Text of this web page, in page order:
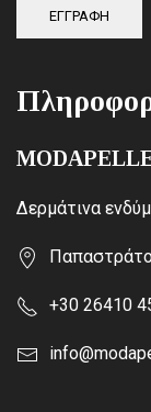
ΕΓΓΡΑΦΗ
Δερμάτινα
+30 26410